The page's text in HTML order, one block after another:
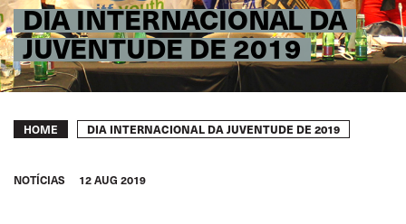
DIA INTERNACIONAL DA
JUVENTUDE DE 2019
Breadcrumb
HOME DIA INTERNACIONAL DA JUVENTUDE DE 2019
NOTÍCIAS 12 AUG 2019